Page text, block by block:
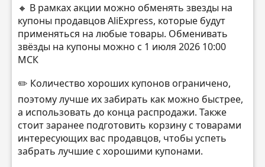
🔸 В рамках акции можно обменять звезды на
купоны продавцов AliExpress, которые будут
применяться на любые товары. Обменивать
звёзды на купоны можно с 1 июля 2026 10:00
МСК
✏️ Количество хороших купонов ограничено,
поэтому лучше их забирать как можно быстрее,
а использовать до конца распродажи. Также
стоит заранее подготовить корзину с товарами
интересующих вас продавцов, чтобы успеть
забрать лучшие с хорошими купонами.